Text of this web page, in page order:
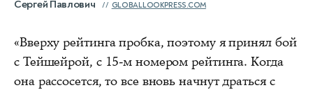
Сергей Павлович GLOBALLOOKPRESS.COM
«Вверху рейтинга пробка, поэтому я принял бой
с Тейшейрой, с 15-м номером рейтинга. Когда
она рассосется, то все вновь начнут драться с